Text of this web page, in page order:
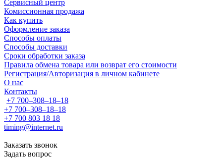
Сервисный центр
Комиссионная продажа
Как купить
Оформление заказа
Способы оплаты
Способы доставки
Сроки обработки заказа
Правила обмена товара или возврат его стоимости
Регистрация/Авторизация в личном кабинете
О нас
Контакты
+7 700‒308‒18‒18
+7 700‒308‒18‒18
+7 700 803 18 18
timing@internet.ru
Заказать звонок
Задать вопрос